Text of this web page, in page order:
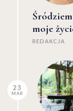
moje
REDAKCJA
23
MAR